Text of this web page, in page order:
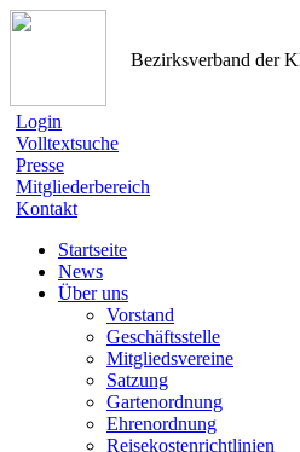
Bezirksverband der
Login
Volltextsuche
Presse
Mitgliederbereich
Kontakt
Startseite
News
Über uns
Vorstand
Geschäftsstelle
Mitgliedsvereine
Satzung
Gartenordnung
Ehrenordnung
Reisekostenrichtlinien